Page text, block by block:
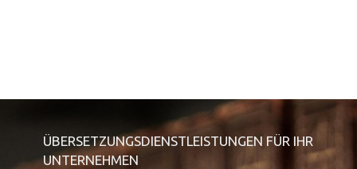
ÜBERSETZUNGSDIENSTLEISTUNGEN FÜR IHR
UNTERNEHMEN